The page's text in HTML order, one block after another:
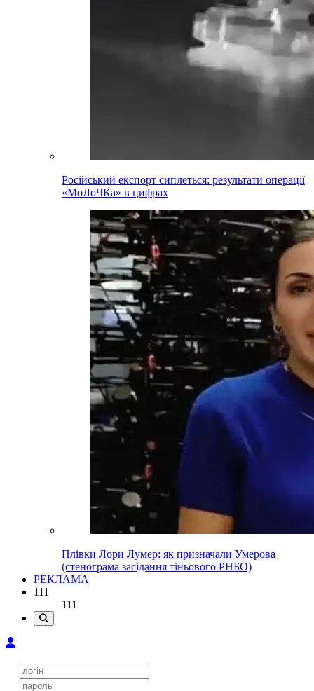
Російський експорт сиплеться: результати операції
«МоЛоЧКа» в цифрах
Плівки Лори Лумер: як призначали Умерова
(стенограма засідання тіньового РНБО)
РЕКЛАМА
111
111